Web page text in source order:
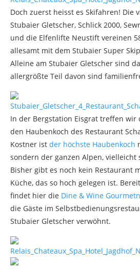
Doch zuerst heisst es Skifahren! Die
Stubaier Gletscher, Schlick 2000,
und die Elfenlifte Neustift vereinen
allesamt mit dem Stubaier Super
Alleine am Stubaier Gletscher sind
allergrößte Teil davon sind
In der Bergstation Eisgrat treffen wir
den Haubenkoch des Restaurant
Kostner ist der höchste Haubenkoch
sondern der ganzen Alpen, vielleicht
Bisher gibt es noch kein Restaurant
Küche, das so hoch gelegen ist.
findet hier die Dine & Wine
die Gäste im
Stubaier Gletscher verwöhnt.